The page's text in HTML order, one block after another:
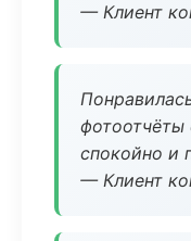
— Клиент
фотоотчёты
спокойно и
— Клиент